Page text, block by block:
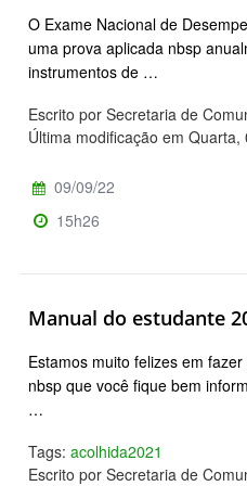
O Exame Nacional de
uma prova aplicada nbsp
instrumentos de …
Escrito por Secretaria de
Última modificação em
09/09/22
15h26
Manual do estudante
Estamos muito felizes em
nbsp que você fique bem
…
Tags: acolhida2021
Escrito por Secretaria de